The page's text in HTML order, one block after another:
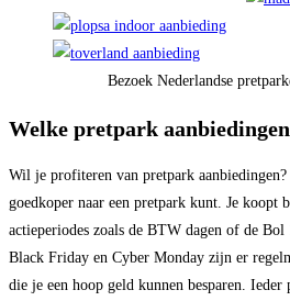
Bezoek Nederlandse
Welke pretpark
Wil je profiteren van pretpark
goedkoper naar een pretpark kunt. Je koopt
actieperiodes zoals de BTW dagen of de Bol
Black Friday en Cyber Monday zijn er
die je een hoop geld kunnen besparen.